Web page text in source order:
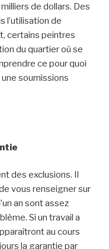
de dollars. Des
l’utilisation de
certains peintres
du quartier où se
ce pour quoi
soumissions
des exclusions. Il
vous renseigner sur
an sont assez
Si un travail a
au cours
la garantie par